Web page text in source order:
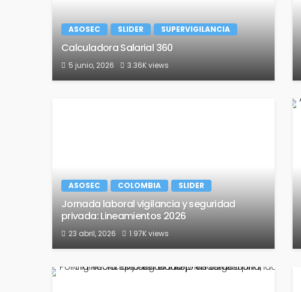
ASOSEC SLIDER SUPERVIGILANCIA
Calculadora Salarial 360
5 junio, 2026 3.36K views
ASOSEC COLOMBIA SLIDER
Jornada laboral vigilancia y seguridad
privada: Lineamientos 2026
23 abril, 2026 1.97K views